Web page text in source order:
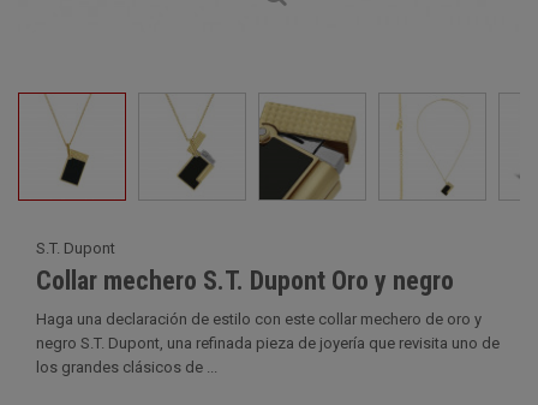
S.T. Dupont
Collar mechero S.T. Dupont Oro y negro
Haga una declaración de estilo con este collar mechero de oro y
negro S.T. Dupont, una refinada pieza de joyería que revisita uno de
los grandes clásicos de ...